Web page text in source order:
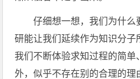
仔细想一想，我们为什
研能让我们延续作为知识分子
我们不断体验求知过程的简单
外，似乎不存在别的合理的理